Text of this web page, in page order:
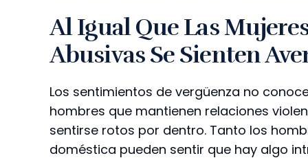
Al Igual Que Las
Abusivas Se Sienten
Los sentimientos de vergüenza no
hombres que mantienen relaciones
sentirse rotos por dentro. Tanto los
doméstica pueden sentir que hay algo